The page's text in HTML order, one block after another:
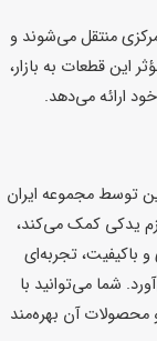
منتقل می‌شوند و
این قطعات به بازار،
ارائه می‌دهد.
چانگلین 957 از کشور چین توسط مجموعه ایران
یدکی کمک می‌کند،
باکیفیت، تجربه‌ای
شما می‌توانید با
محصولات آن بهره‌مند